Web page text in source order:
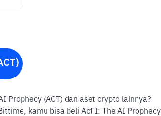
Prophecy (ACT) dan aset crypto lainnya?
kamu bisa beli Act I: The AI Prophecy